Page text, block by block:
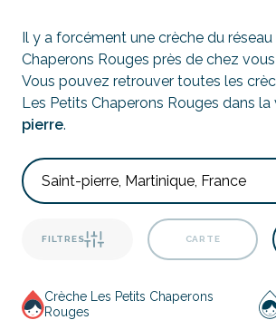
Il y a forcément une crèche du
Chaperons Rouges près de chez vous
Vous pouvez retrouver toutes les
Les Petits Chaperons Rouges dans la
pierre.
FILTRES CARTE
Crèche Les Petits Chaperons
Rouges